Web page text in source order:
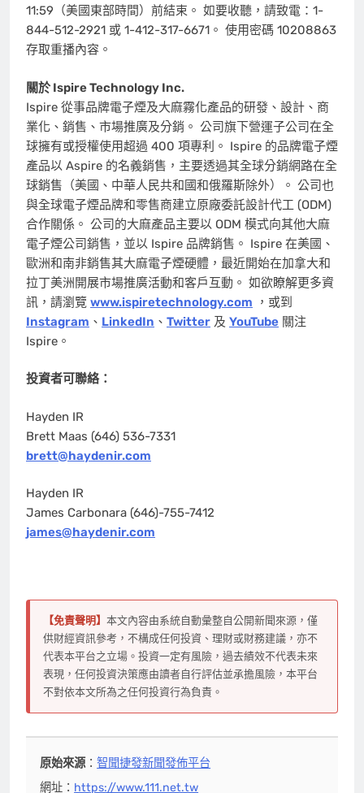
11:59（美國東部時間）前結束。 如要收聽，請致電：1-
844-512-2921 或 1-412-317-6671。 使用密碼 10208863
存取重播內容。
關於 Ispire Technology Inc.
Ispire 從事品牌電子煙及大麻霧化產品的研發、設計、商
業化、銷售、市場推廣及分銷。 公司旗下營運子公司在全
球擁有或授權使用超過 400 項專利。 Ispire 的品牌電子煙
產品以 Aspire 的名義銷售，主要透過其全球分銷網路在全
球銷售（美國、中華人民共和國和俄羅斯除外）。 公司也
與全球電子煙品牌和零售商建立原廠委託設計代工 (ODM)
合作關係。 公司的大麻產品主要以 ODM 模式向其他大麻
電子煙公司銷售，並以 Ispire 品牌銷售。 Ispire 在美國、
歐洲和南非銷售其大麻電子煙硬體，最近開始在加拿大和
拉丁美洲開展市場推廣活動和客戶互動。 如欲瞭解更多資
訊，請瀏覽 www.ispiretechnology.com ，或到
Instagram 、 LinkedIn 、 Twitter 及 YouTube 關注
Ispire。
投資者可聯絡：
Hayden IR
Brett Maas (646) 536-7331
brett@haydenir.com
Hayden IR
James Carbonara (646)-755-7412
james@haydenir.com
【免責聲明】 本文內容由系統自動彙整自公開新聞來源，僅
供財經資訊參考，不構成任何投資、理財或財務建議，亦不
代表本平台之立場。投資一定有風險，過去績效不代表未來
表現，任何投資決策應由讀者自行評估並承擔風險，本平台
不對依本文所為之任何投資行為負責。
原始來源：智聞捷發新聞發佈平台
網址： https://www.111.net.tw